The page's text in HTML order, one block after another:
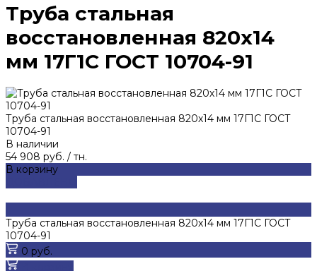
Труба стальная
восстановленная 820х14
мм 17Г1С ГОСТ 10704-91
Труба стальная восстановленная 820х14 мм 17Г1С ГОСТ
10704-91
В наличии
54 908 руб. / тн.
В корзину
Труба стальная восстановленная 820х14 мм 17Г1С ГОСТ
10704-91
0 руб.